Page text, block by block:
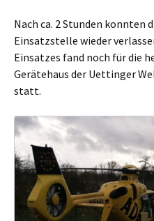
Nach ca. 2 Stunden konnten
Einsatzstelle wieder
Einsatzes fand noch für die
Gerätehaus der Uettinger
statt.